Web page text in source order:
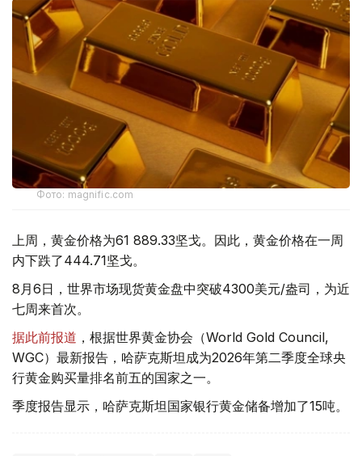
Фото: magnific.com
上周，黄金价格为61 889.33坚戈。因此，黄金价格在一周
内下跌了444.71坚戈。
8月6日，世界市场现货黄金盘中突破4300美元/盎司，为近
七周来首次。
据此前报道 ，根据世界黄金协会（World Gold Council,
WGC）最新报告，哈萨克斯坦成为2026年第二季度全球央
行黄金购买量排名前五的国家之一。
季度报告显示，哈萨克斯坦国家银行黄金储备增加了15吨。